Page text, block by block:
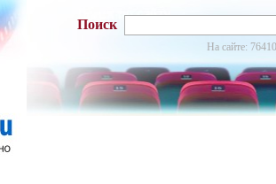
Поиск
На сайте: